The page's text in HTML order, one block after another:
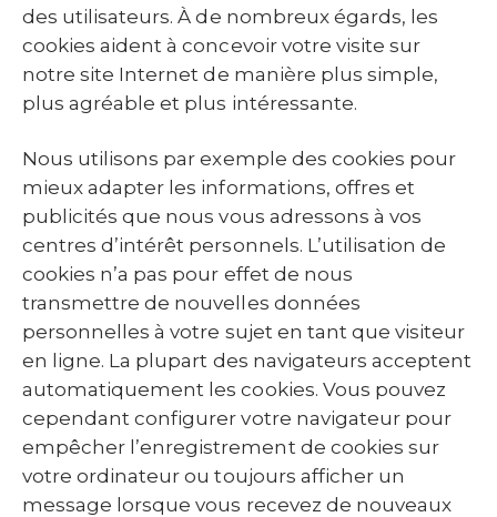
des utilisateurs. À de nombreux égards, les
cookies aident à concevoir votre visite sur
notre site Internet de manière plus simple,
plus agréable et plus intéressante.
Nous utilisons par exemple des cookies pour
mieux adapter les informations, offres et
publicités que nous vous adressons à vos
centres d’intérêt personnels. L’utilisation de
cookies n’a pas pour effet de nous
transmettre de nouvelles données
personnelles à votre sujet en tant que visiteur
en ligne. La plupart des navigateurs acceptent
automatiquement les cookies. Vous pouvez
cependant configurer votre navigateur pour
empêcher l’enregistrement de cookies sur
votre ordinateur ou toujours afficher un
message lorsque vous recevez de nouveaux